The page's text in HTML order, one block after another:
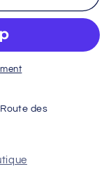
des